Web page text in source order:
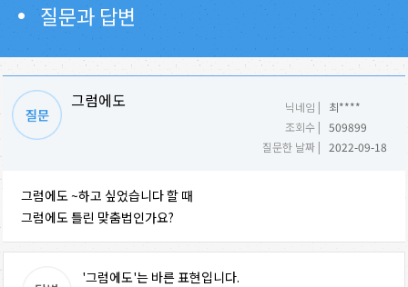
질문과 답변
닉네임 |
최****
조회수 | 509899
질문한 날짜 | 2022-09-18
그럼에도
그럼에도 ~하고 싶었습니다 할 때
그럼에도 틀린 맞춤법인가요?
'그럼에도'는 바른 표현입니다.